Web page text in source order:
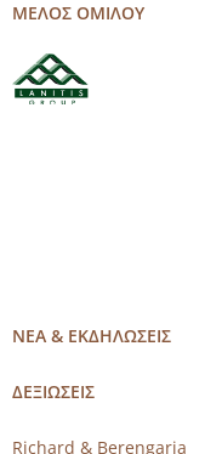
ΜΕΛΟΣ ΟΜΙΛΟΥ
ΝΕΑ & ΕΚΔΗΛΩΣΕΙΣ
ΔΕΞΙΩΣΕΙΣ
Richard & Berengaria